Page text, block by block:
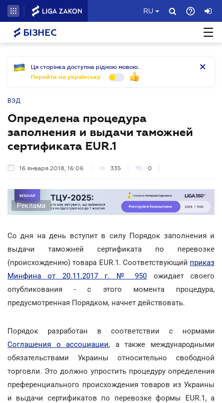
RU
БІЗНЕС
Ця сторінка доступна рідною мовою.
Перейти на українську
ВЭД
Определена процедура
заполнения и выдачи таможней
сертификата EUR.1
16 января 2018, 16:06 335 0
Реклама
Со дня на день вступит в силу Порядок заполнения и
выдачи таможней сертификата по перевозке
(происхождению) товара EUR.1. Соответствующий приказ
Минфина от 20.11.2017 г. № 950 ожидает своего
опубликования - с этого момента процедура,
предусмотренная Порядком, начнет действовать.
Порядок разработан в соответствии с нормами
Соглашения о ассоциации, а также международными
обязательствами Украины относительно свободной
торговли. Это должно упростить процедуру определения
преференциального происхождения товаров из Украины
и выдачи сертификатов по перевозке формы EUR.1, а